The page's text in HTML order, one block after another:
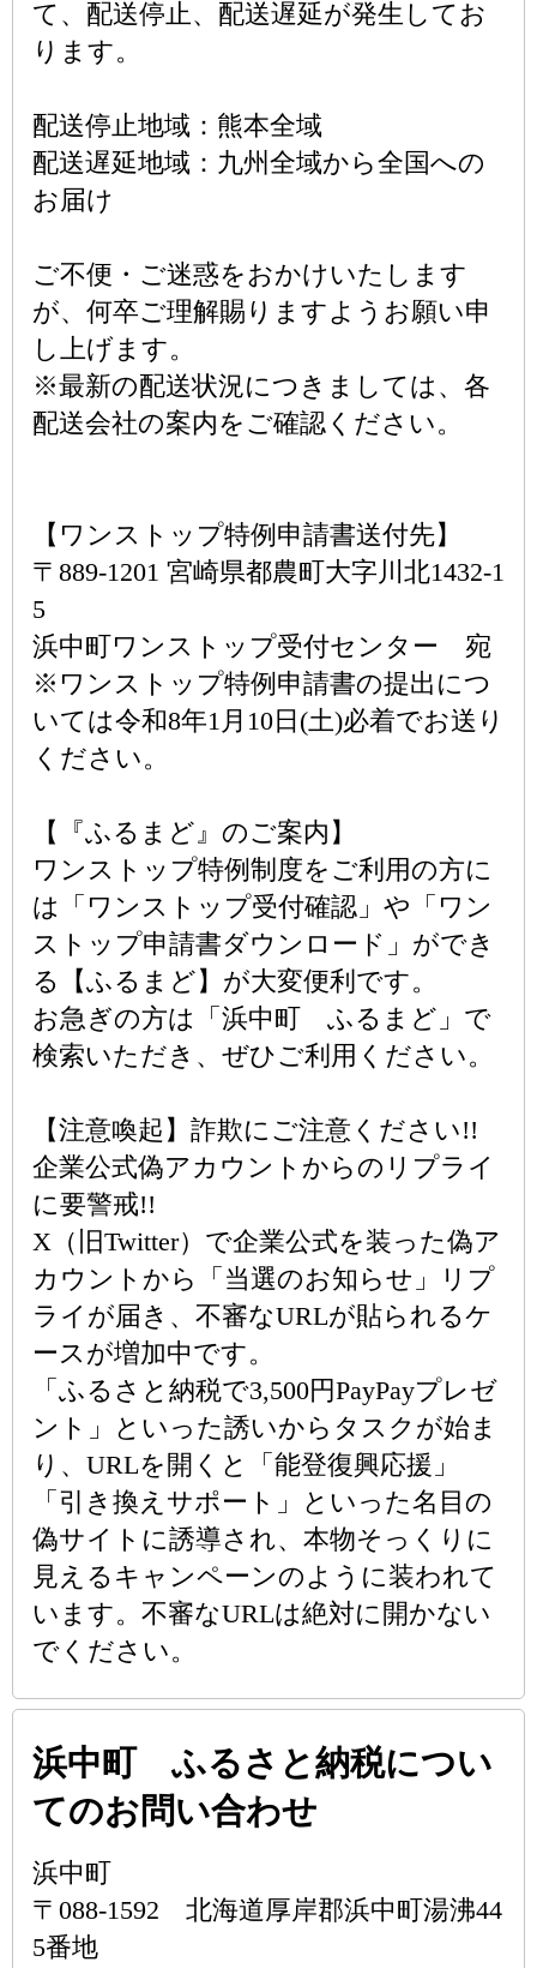
て、配送停止、配送遅延が発生してお
ります。
配送停止地域：熊本全域
配送遅延地域：九州全域から全国への
お届け
ご不便・ご迷惑をおかけいたします
が、何卒ご理解賜りますようお願い申
し上げます。
※最新の配送状況につきましては、各
配送会社の案内をご確認ください。
【ワンストップ特例申請書送付先】
〒889-1201 宮崎県都農町大字川北1432-1
5
浜中町ワンストップ受付センター 宛
※ワンストップ特例申請書の提出につ
いては令和8年1月10日(土)必着でお送り
ください。
【『ふるまど』のご案内】
ワンストップ特例制度をご利用の方に
は「ワンストップ受付確認」や「ワン
ストップ申請書ダウンロード」ができ
る【ふるまど】が大変便利です。
お急ぎの方は「浜中町 ふるまど」で
検索いただき、ぜひご利用ください。
【注意喚起】詐欺にご注意ください!!
企業公式偽アカウントからのリプライ
に要警戒!!
X（旧Twitter）で企業公式を装った偽ア
カウントから「当選のお知らせ」リプ
ライが届き、不審なURLが貼られるケ
ースが増加中です。
「ふるさと納税で3,500円PayPayプレゼ
ント」といった誘いからタスクが始ま
り、URLを開くと「能登復興応援」
「引き換えサポート」といった名目の
偽サイトに誘導され、本物そっくりに
見えるキャンペーンのように装われて
います。不審なURLは絶対に開かない
でください。
浜中町 ふるさと納税につい
てのお問い合わせ
浜中町
〒088-1592 北海道厚岸郡浜中町湯沸44
5番地